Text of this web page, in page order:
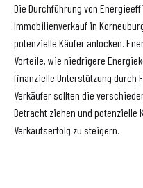
Die Durchführung von
Immobilienverkauf in
potenzielle Käufer anlocken.
Vorteile, wie niedrigere
finanzielle Unterstützung durch
Verkäufer sollten die
Betracht ziehen und potenzielle
Verkaufserfolg zu steigern.